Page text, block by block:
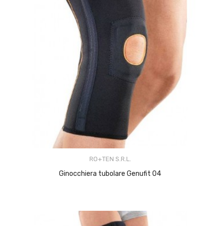
RO+TEN S.R.L.
Ginocchiera tubolare Genufit 04